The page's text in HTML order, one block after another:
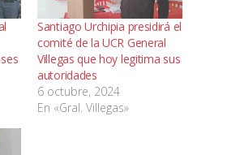
Santiago Urchipia presidirá el
comité de la UCR General
Villegas que hoy legitima sus
autoridades
6 octubre, 2024
En «Gral. Villegas»